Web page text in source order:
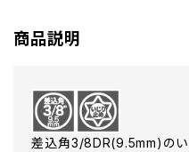
商品説明
差込角3/8DR(9.5mm)のい